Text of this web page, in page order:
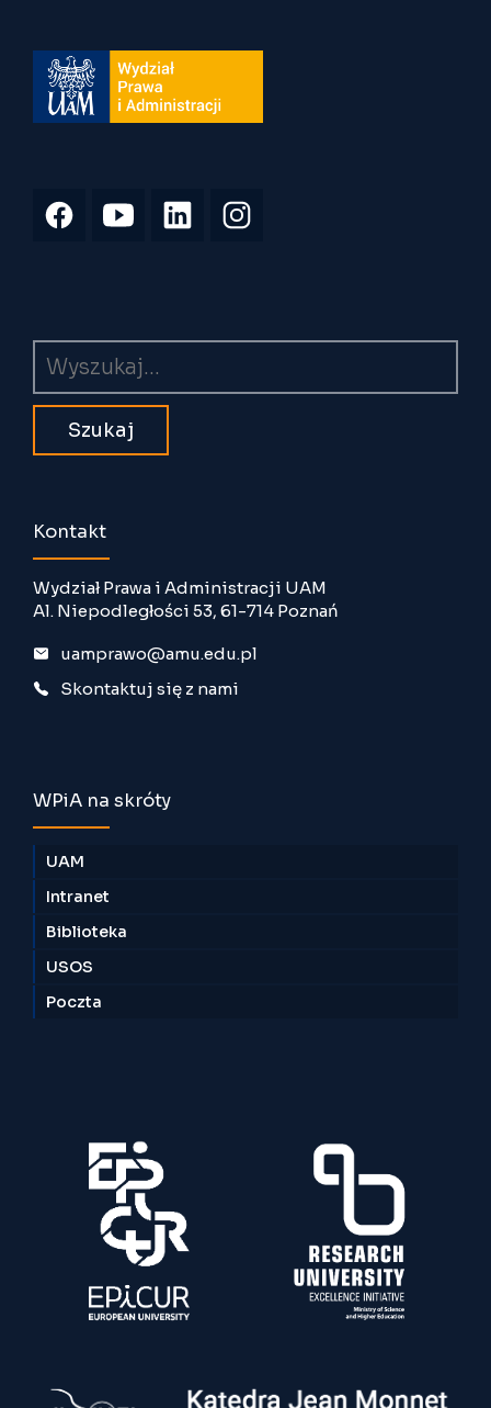
Wyszukiwarka
Kontakt
Wydział Prawa i Administracji UAM
Al. Niepodległości 53, 61-714 Poznań
uamprawo@amu.edu.pl
Skontaktuj się z nami
WPiA na skróty
UAM
Intranet
Biblioteka
USOS
Poczta